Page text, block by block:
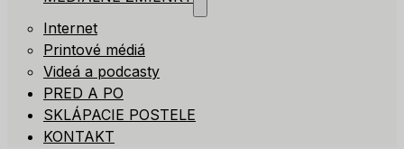
Internet
Printové médiá
Videá a podcasty
PRED A PO
SKLÁPACIE POSTELE
KONTAKT